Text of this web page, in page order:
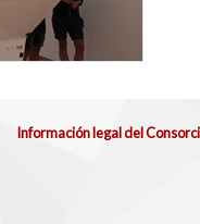
Información legal del